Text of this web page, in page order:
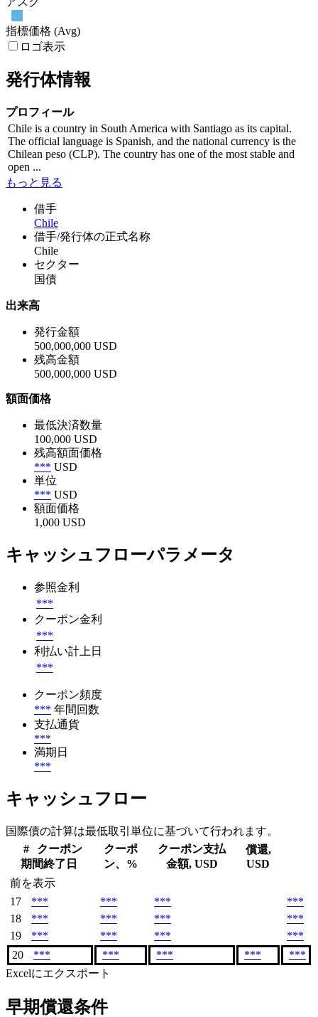
指標価格 (Avg)
ロゴ表示
発行体情報
プロフィール
Chile is a country in South America with Santiago as its capital.
The official language is Spanish, and the national currency is the
Chilean peso (CLP). The country has one of the most stable and
open ...
もっと見る
借手
Chile
借手/発行体の正式名称
Chile
セクター
国債
出来高
発行金額
500,000,000 USD
残高金額
500,000,000 USD
額面価格
最低決済数量
100,000 USD
残高額面価格
*** USD
単位
*** USD
額面価格
1,000 USD
キャッシュフローパラメータ
参照金利
***
クーポン金利
***
利払い計上日
***
クーポン頻度
*** 年間回数
支払通貨
***
満期日
***
キャッシュフロー
国際債の計算は最低取引単位に基づいて行われます。
#
クーポン
期間終了日
クーポ
ン、%
クーポン支払
金額, USD
償還,
USD
前を表示
17
*** *** ***
***
18
*** *** ***
***
19
*** *** ***
***
20
*** *** *** ***
***
Excelにエクスポート
早期償還条件